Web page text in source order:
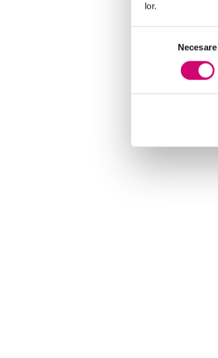
lor.
consimțământului
Necesare